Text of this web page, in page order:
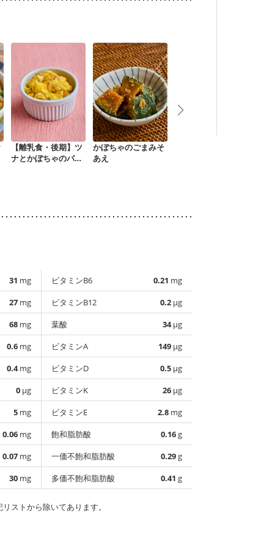
初期）
【離乳食・後期】ツ
ナとかぼちゃのパン
かぼちゃのごまみそ
あえ
31 mg
27 mg
68 mg
0.6 mg
0.4mg
0 µg
5 mg
0.06 mg
0.07 mg
30 mg
ビタミンB6 0.21 mg
ビタミンB12
0.2 µg
葉酸
34µg
ビタミンA
149 µg
ビタミンD
0.5 µg
ビタミンK
26 µg
ビタミンE
2.8 mg
飽和脂肪酸
0.16g
一価不飽和脂肪酸
0.29g
多価不飽和脂肪酸
0.41 g
ストから除いてあります。